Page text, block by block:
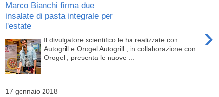
Marco Bianchi firma due
insalate di pasta integrale per
l'estate
›
Il divulgatore scientifico le ha realizzate con
Autogrill e Orogel Autogrill , in collaborazione con
Orogel , presenta le nuove ...
17 gennaio 2018